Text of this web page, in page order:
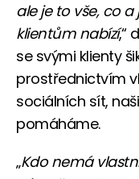
ale je to vše, co
klientům nabízí,“
se svými klienty
prostřednictvím
sociálních sít,
pomáháme.
„Kdo nemá